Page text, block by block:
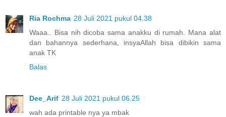
Ria Rochma 28 Juli 2021 pukul 04.38
Waaa.. Bisa nih dicoba sama anakku di rumah. Mana alat
dan bahannya sederhana, insyaAllah bisa dibikin sama
anak TK
Balas
Dee_Arif 28 Juli 2021 pukul 06.25
wah ada printable nya ya mbak